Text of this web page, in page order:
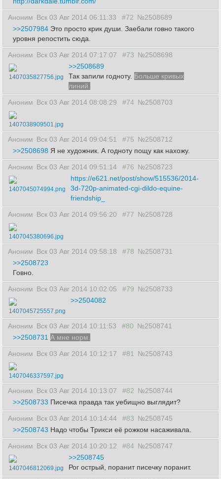
Аноним Вск 03 Авг 2014 06:11:33 #72 №2508689
>>2507984 Это просто крик души. Заебали говно такого
уровня репостить сюда.
Аноним Вск 03 Авг 2014 07:17:07 #73 №2508698
1407035827756.jpg
>>2508689
Так запили годноту. Больше кривых
линий.
Аноним Вск 03 Авг 2014 08:08:29 #74 №2508703
1407038909501.jpg
Аноним Вск 03 Авг 2014 09:04:51 #75 №2508712
>>2508698 Я не художник. А годноту пощу как нахожу.
Аноним Вск 03 Авг 2014 09:51:14 #76 №2508723
1407045074994.png
https://e621.net/post/show/515536/2014-
3d-720p-animated-cgi-dildo-equine-
friendship_
Аноним Вск 03 Авг 2014 09:56:20 #77 №2508728
1407045380696.jpg
Аноним Вск 03 Авг 2014 09:58:18 #78 №2508731
>>2508723
Говно.
Аноним Вск 03 Авг 2014 10:02:05 #79 №2508733
1407045725557.png
>>2504082
Аноним Вск 03 Авг 2014 10:11:53 #80 №2508741
>>2508731 А мне норм.
Аноним Вск 03 Авг 2014 10:12:17 #81 №2508743
1407046337597.jpg
Аноним Вск 03 Авг 2014 10:13:07 #82 №2508744
>>2508733 Писечка правда так уебищно выглядит?
Аноним Вск 03 Авг 2014 10:14:44 #83 №2508745
>>2508743 Надо чтобы Трикси её рожком насаживала.
Аноним Вск 03 Авг 2014 10:20:12 #84 №2508747
1407046812069.jpg
>>2508745
Рог острый, поранит писечку поранит.